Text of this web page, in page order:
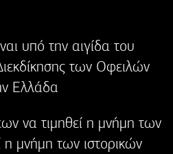
υπό την αιγίδα του
των Οφειλών
Ελλάδα
να τιμηθεί η μνήμη των
η μνήμη των ιστορικών